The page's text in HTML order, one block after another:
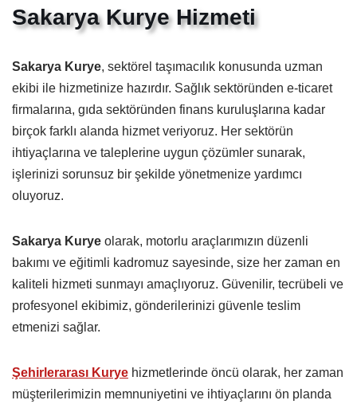
Sakarya Kurye Hizmeti
Sakarya Kurye, sektörel taşımacılık konusunda uzman
ekibi ile hizmetinize hazırdır. Sağlık sektöründen e-ticaret
firmalarına, gıda sektöründen finans kuruluşlarına kadar
birçok farklı alanda hizmet veriyoruz. Her sektörün
ihtiyaçlarına ve taleplerine uygun çözümler sunarak,
işlerinizi sorunsuz bir şekilde yönetmenize yardımcı
oluyoruz.
Sakarya Kurye olarak, motorlu araçlarımızın düzenli
bakımı ve eğitimli kadromuz sayesinde, size her zaman en
kaliteli hizmeti sunmayı amaçlıyoruz. Güvenilir, tecrübeli ve
profesyonel ekibimiz, gönderilerinizi güvenle teslim
etmenizi sağlar.
Şehirlerarası Kurye hizmetlerinde öncü olarak, her zaman
müşterilerimizin memnuniyetini ve ihtiyaçlarını ön planda